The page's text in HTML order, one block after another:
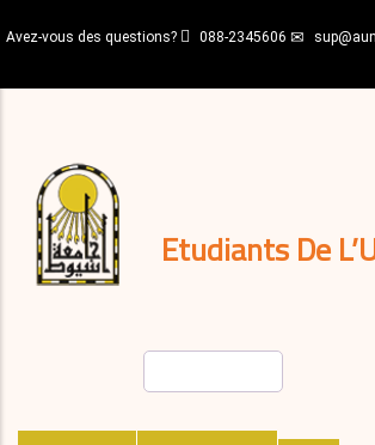
au
principal
Avez-vous des questions? 088-2345606
Etudiants De
décisions
Expatriés
Journal